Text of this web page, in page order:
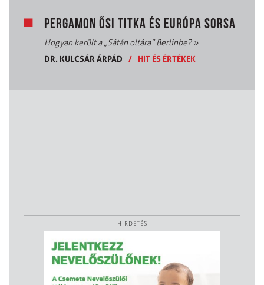
PERGAMON ŐSI TITKA ÉS EURÓPA SORSA
Hogyan került a „Sátán oltára” Berlinbe?»
DR. KULCSÁR ÁRPÁD
/ HIT ÉS ÉRTÉKEK
HIRDETÉS